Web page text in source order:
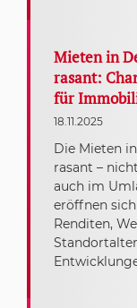
Mieten in
rasant:
für
18.11.2025
Die Mieten
rasant –
auch im
eröffnen
Renditen,